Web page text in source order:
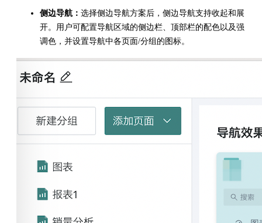
侧边导航： 选择侧边导航方案后，侧边导航支持收起和展
开。用户可配置导航区域的侧边栏、顶部栏的配色以及强
调色，并设置导航中各页面/分组的图标。